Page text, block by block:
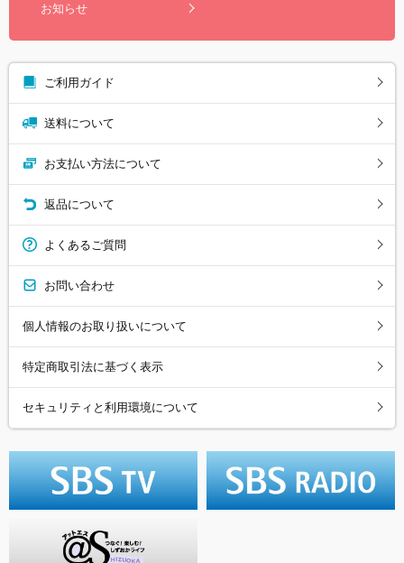
お知らせ
ご利用ガイド
送料について
お支払い方法について
返品について
よくあるご質問
お問い合わせ
個人情報のお取り扱いについて
特定商取引法に基づく表示
セキュリティと利用環境について